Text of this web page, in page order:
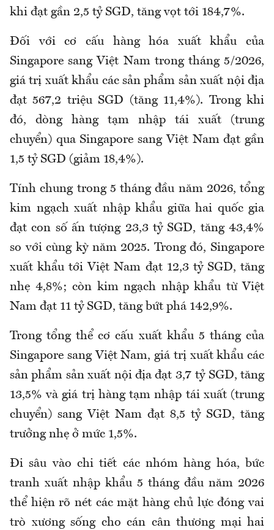
khi đạt gần 2,5 tỷ SGD, tăng vọt tới 184,7%.
Đối với cơ cấu hàng hóa xuất khẩu của
Singapore sang Việt Nam trong tháng 5/2026,
giá trị xuất khẩu các sản phẩm sản xuất nội địa
đạt 567,2 triệu SGD (tăng 11,4%). Trong khi
đó, dòng hàng tạm nhập tái xuất (trung
chuyển) qua Singapore sang Việt Nam đạt gần
1,5 tỷ SGD (giảm 18,4%).
Tính chung trong 5 tháng đầu năm 2026, tổng
kim ngạch xuất nhập khẩu giữa hai quốc gia
đạt con số ấn tượng 23,3 tỷ SGD, tăng 43,4%
so với cùng kỳ năm 2025. Trong đó, Singapore
xuất khẩu tới Việt Nam đạt 12,3 tỷ SGD, tăng
nhẹ 4,8%; còn kim ngạch nhập khẩu từ Việt
Nam đạt 11 tỷ SGD, tăng bứt phá 142,9%.
Trong tổng thể cơ cấu xuất khẩu 5 tháng của
Singapore sang Việt Nam, giá trị xuất khẩu các
sản phẩm sản xuất nội địa đạt 3,7 tỷ SGD, tăng
13,5% và giá trị hàng tạm nhập tái xuất (trung
chuyển) sang Việt Nam đạt 8,5 tỷ SGD, tăng
trưởng nhẹ ở mức 1,5%.
Đi sâu vào chi tiết các nhóm hàng hóa, bức
tranh xuất nhập khẩu 5 tháng đầu năm 2026
thể hiện rõ nét các mặt hàng chủ lực đóng vai
trò xương sống cho cán cân thương mại hai